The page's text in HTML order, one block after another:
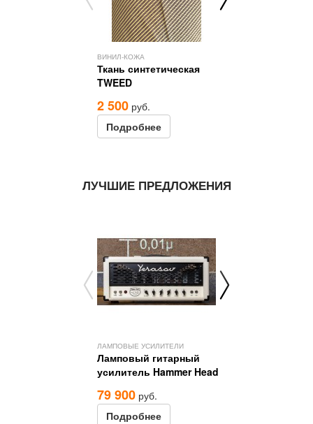
ВИНИЛ-КОЖА
Ткань синтетическая
TWEED
2 500 руб.
Подробнее
ЛУЧШИЕ ПРЕДЛОЖЕНИЯ
ЛАМПОВЫЕ УСИЛИТЕЛИ
Ламповый гитарный
усилитель Hammer Head
79 900 руб.
Подробнее